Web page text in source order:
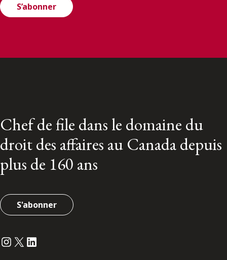
S’abonner
Chef de file dans le domaine du
droit des affaires au Canada depuis
plus de 160 ans
S'abonner
Instagram
Twitter
LinkedIn